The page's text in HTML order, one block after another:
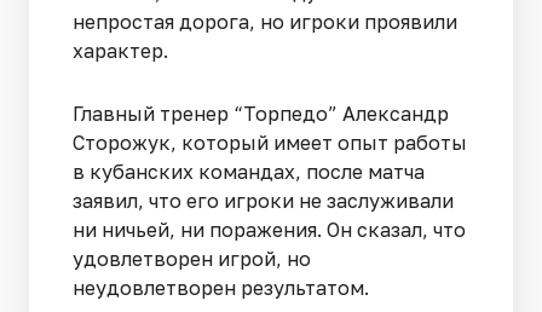
непростая дорога, но игроки проявили
характер.
Главный тренер “Торпедо” Александр
Сторожук, который имеет опыт работы
в кубанских командах, после матча
заявил, что его игроки не заслуживали
ни ничьей, ни поражения. Он сказал, что
удовлетворен игрой, но
неудовлетворен результатом.